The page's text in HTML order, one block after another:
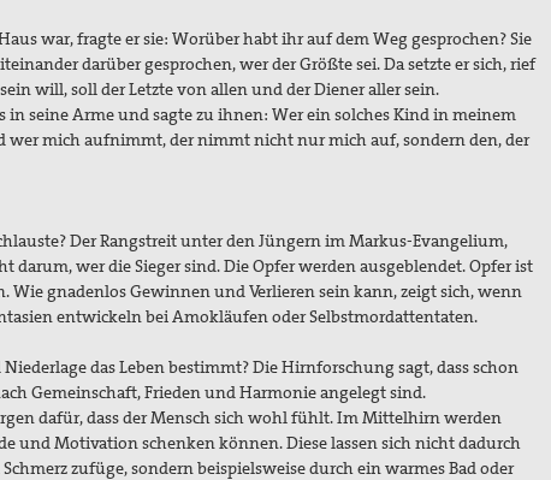
war, fragte er sie: Worüber habt ihr auf dem Weg gesprochen? Sie
darüber gesprochen, wer der Größte sei. Da setzte er sich, rief
will, soll der Letzte von allen und der Diener aller sein.
seine Arme und sagte zu ihnen: Wer ein solches Kind in meinem
mich aufnimmt, der nimmt nicht nur mich auf, sondern den, der
Der Rangstreit unter den Jüngern im Markus-Evangelium,
darum, wer die Sieger sind. Die Opfer werden ausgeblendet. Opfer ist
gnadenlos Gewinnen und Verlieren sein kann, zeigt sich, wenn
entwickeln bei Amokläufen oder Selbstmordattentaten.
das Leben bestimmt? Die Hirnforschung sagt, dass schon
Gemeinschaft, Frieden und Harmonie angelegt sind.
dafür, dass der Mensch sich wohl fühlt. Im Mittelhirn werden
und Motivation schenken können. Diese lassen sich nicht dadurch
zufüge, sondern beispielsweise durch ein warmes Bad oder